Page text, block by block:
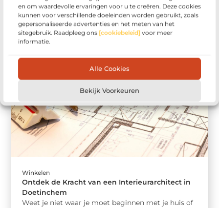
en om waardevolle ervaringen voor u te creëren. Deze cookies
kunnen voor verschillende doeleinden worden gebruikt, zoals
gepersonaliseerde advertenties en het meten van het
sitegebruik. Raadpleeg ons [cookiebeleid] voor meer
informatie.
Alle Cookies
Bekijk Voorkeuren
Ontdek de kracht van incassobureaus in Sittard
voor uw bedrijf Beheert u een klein bedrijf in
Sittard en worstelt u ...
Winkelen
Ontdek de Kracht van een Interieurarchitect in
Doetinchem
Weet je niet waar je moet beginnen met je huis of